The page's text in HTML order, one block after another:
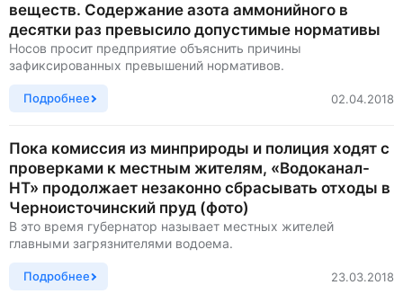
веществ. Содержание азота аммонийного в
десятки раз превысило допустимые нормативы
Носов просит предприятие объяснить причины
зафиксированных превышений нормативов.
Подробнее 02.04.2018
Пока комиссия из минприроды и полиция ходят с
проверками к местным жителям, «Водоканал-
НТ» продолжает незаконно сбрасывать отходы в
Черноисточинский пруд (фото)
В это время губернатор называет местных жителей
главными загрязнителями водоема.
Подробнее 23.03.2018